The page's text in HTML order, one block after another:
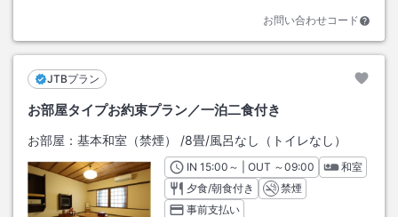
お問い合わせコード
JTBプラン
お部屋タイプお約束プラン／一泊二食付き
お部屋： 基本和室（禁煙） /8畳/風呂なし（トイレなし）
INチェックイン
15:00 ～ | OUT チェックアウト
～09:00
和室
夕食/朝食付き
禁煙
事前支払い